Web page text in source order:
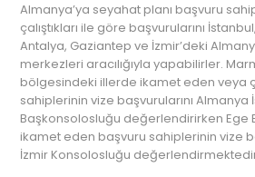
Almanya’ya seyahat planı başvuru
çalıştıkları ile göre başvurularını
Antalya, Gaziantep ve İzmir’deki
merkezleri aracılığıyla yapabilirler.
bölgesindeki illerde ikamet eden veya
sahiplerinin vize başvurularını Almanya
Başkonsolosluğu değerlendirirken Ege
ikamet eden başvuru sahiplerinin vize
İzmir Konsolosluğu